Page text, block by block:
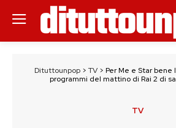
Dituttounpop> TV> Per Me e Star
programmi del mattino di Rai 2 di
TV